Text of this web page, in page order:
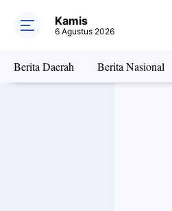
Kamis
6 Agustus 2026
Berita Daerah Berita Nasional